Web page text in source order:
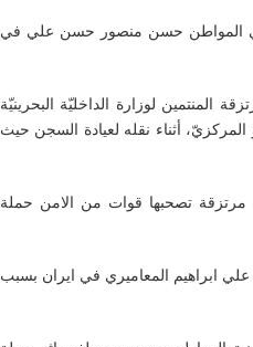
المواطن حسن منصور حسن علي في
لوزارة الداخليّة البحرينيّة
أثناء نقله لعيادة السجن حيث
تصحبها قوات من الامن حملة
ابراهيم المعاميري في ايران بسبب